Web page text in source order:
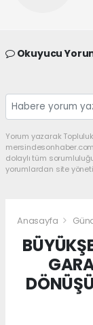
Okuyucu
Yorum yazarak
dolaylı tüm
yorumlardan site
Anasayfa